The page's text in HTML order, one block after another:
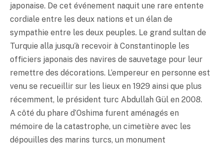
japonaise. De cet événement naquit une rare entente
cordiale entre les deux nations et un élan de
sympathie entre les deux peuples. Le grand sultan de
Turquie alla jusqu’à recevoir à Constantinople les
officiers japonais des navires de sauvetage pour leur
remettre des décorations. L’empereur en personne est
venu se recueillir sur les lieux en 1929 ainsi que plus
récemment, le président turc Abdullah Gül en 2008.
A côté du phare d’Oshima furent aménagés en
mémoire de la catastrophe, un cimetière avec les
dépouilles des marins turcs, un monument